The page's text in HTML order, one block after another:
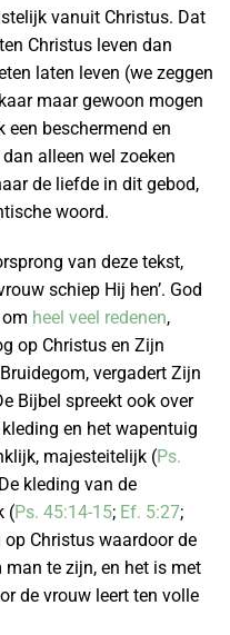
vanuit Christus. Dat
Christus leven dan
laten leven (we zeggen
maar gewoon mogen
een beschermend en
alleen wel zoeken
de liefde in dit gebod,
woord.
van deze tekst,
schiep Hij hen’. God
heel veel redenen,
op Christus en Zijn
vergadert Zijn
Bijbel spreekt ook over
en het wapentuig
majesteitelijk (Ps.
kleding van de
(Ps. 45:14-15; Ef. 5:27;
Christus waardoor de
te zijn, en het is met
de vrouw leert ten volle